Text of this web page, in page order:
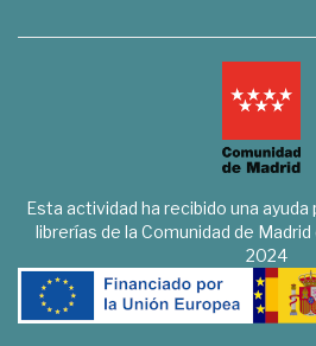
Esta actividad ha recibido una
librerías de la Comunidad de
2024